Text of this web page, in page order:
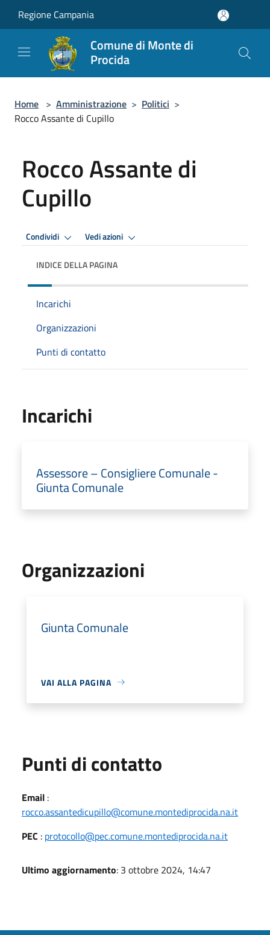
Regione Campania
Comune di Monte di
Procida
Home > Amministrazione > Politici >
Rocco Assante di Cupillo
Rocco Assante di
Cupillo
Condividi Vedi azioni
INDICE DELLA PAGINA
Incarichi
Organizzazioni
Punti di contatto
Incarichi
Assessore – Consigliere Comunale -
Giunta Comunale
Organizzazioni
Giunta Comunale
VAI ALLA PAGINA
Punti di contatto
Email :
rocco.assantedicupillo@comune.montediprocida.na.it
PEC : protocollo@pec.comune.montediprocida.na.it
Ultimo aggiornamento: 3 ottobre 2024, 14:47